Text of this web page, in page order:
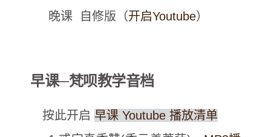
晚课 自修版（开启Youtube）
早课─梵呗教学音档
按此开启 早课 Youtube 播放清单